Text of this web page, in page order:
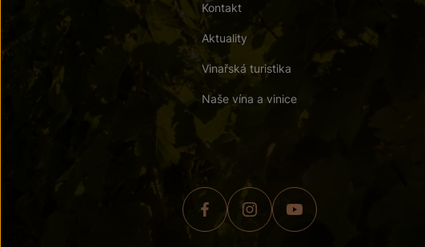
Kontakt
Aktuality
Vinařská turistika
Naše vína a vinice